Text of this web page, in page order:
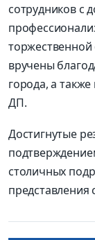
сотрудников с
вручены
города, а
ДП.
Достигнутые
столичных